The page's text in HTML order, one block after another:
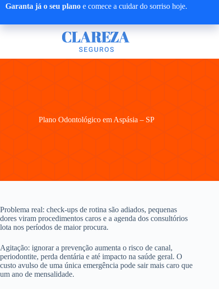
Pular
Garanta já o seu plano e comece a cuidar do sorriso hoje.
Plano Odontológico em Aspásia – SP
Problema real: check-ups de rotina são adiados, pequenas
dores viram procedimentos caros e a agenda dos consultórios
lota nos períodos de maior procura.
Agitação: ignorar a prevenção aumenta o risco de canal,
periodontite, perda dentária e até impacto na saúde geral. O
custo avulso de uma única emergência pode sair mais caro que
um ano de mensalidade.